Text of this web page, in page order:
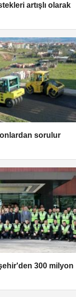
artışlı olarak
sorulur
300 milyon